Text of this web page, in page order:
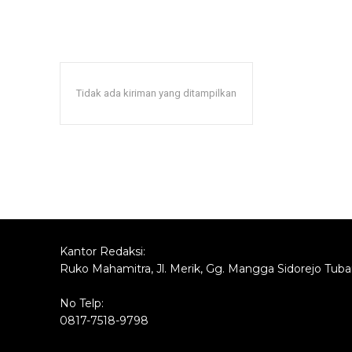
Tidak ada kiriman yang ditampilkan
Kantor Redaksi:
Ruko Mahamitra, Jl. Merik, Gg. Mangga Sidorejo
No Telp:
0817-7518-9798